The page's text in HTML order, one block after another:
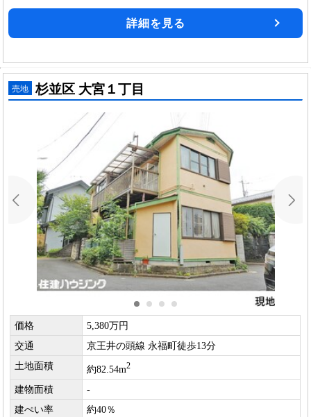
詳細を見る
売地 杉並区 大宮１丁目
価格
5,380万円
交通
京王井の頭線 永福町徒歩13分
土地面積
約82.54m2
建物面積
-
建ぺい率
約40％